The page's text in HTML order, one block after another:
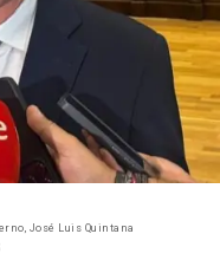
José Luis Quintana